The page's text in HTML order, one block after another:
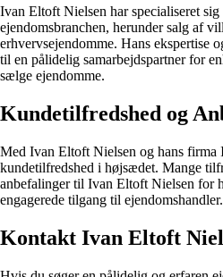
Ivan Eltoft Nielsen har specialiseret
ejendomsbranchen, herunder salg af
erhvervsejendomme. Hans ekspertise
til en pålidelig samarbejdspartner for
sælge ejendomme.
Kundetilfredshed og
Med Ivan Eltoft Nielsen og hans
kundetilfredshed i højsædet. Mange
anbefalinger til Ivan Eltoft Nielsen for
engagerede tilgang til ejendomshandler.
Kontakt Ivan Eltoft